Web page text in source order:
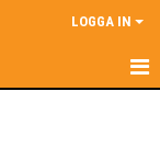
LOGGA IN